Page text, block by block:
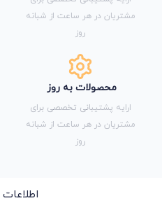
مشتریان در هر ساعت از شبانه
روز
محصولات به روز
ارایه پشتیبانی تخصصی برای
مشتریان در هر ساعت از شبانه
روز
اطلاعات